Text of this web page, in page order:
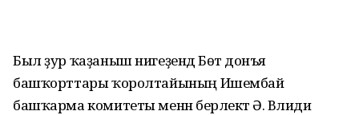
Был ҙур ҡаҙаныш нигеҙендә Бөтә донъя
башҡорттары ҡоролтайының Ишембай
башҡарма комитеты менән берлектә Ә. Вәлиди